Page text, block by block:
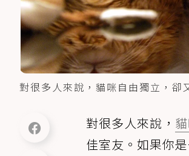
對很多人來說，貓咪自由獨立，
對很多人來說，
佳室友。如果你